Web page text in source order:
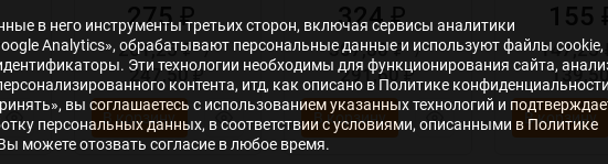
275
261,25₽/
247,50₽
В корзину
324
307,80₽/
291,60₽
В корзину
147,25
В корзину
в него инструменты третьих сторон, включая сервисы аналитики
Analytics», обрабатывают персональные данные и используют файлы cookie,
Эти технологии необходимы для функционирования сайта,
контента, итд, как описано в Политике
вы соглашаетесь с использованием указанных технологий и
персональных данных, в соответствии с условиями, описанными в Политике
можете отозвать согласие в любое время.